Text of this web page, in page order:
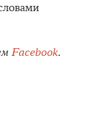
Facebook.